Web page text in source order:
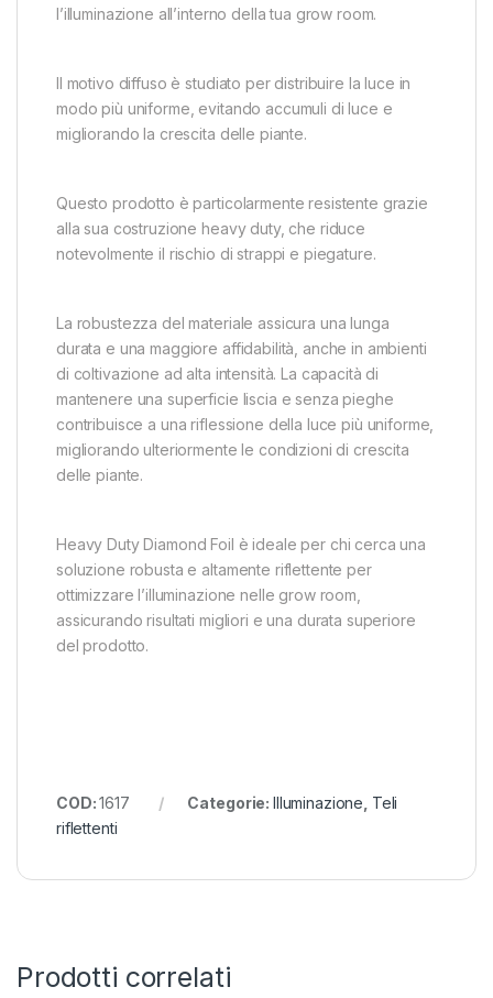
l’illuminazione all’interno della tua grow room.
Il motivo diffuso è studiato per distribuire la luce in
modo più uniforme, evitando accumuli di luce e
migliorando la crescita delle piante.
Questo prodotto è particolarmente resistente grazie
alla sua costruzione heavy duty, che riduce
notevolmente il rischio di strappi e piegature.
La robustezza del materiale assicura una lunga
durata e una maggiore affidabilità, anche in ambienti
di coltivazione ad alta intensità. La capacità di
mantenere una superficie liscia e senza pieghe
contribuisce a una riflessione della luce più uniforme,
migliorando ulteriormente le condizioni di crescita
delle piante.
Heavy Duty Diamond Foil è ideale per chi cerca una
soluzione robusta e altamente riflettente per
ottimizzare l’illuminazione nelle grow room,
assicurando risultati migliori e una durata superiore
del prodotto.
COD:1617 Categorie: Illuminazione Teli
riflettenti
Prodotti correlati